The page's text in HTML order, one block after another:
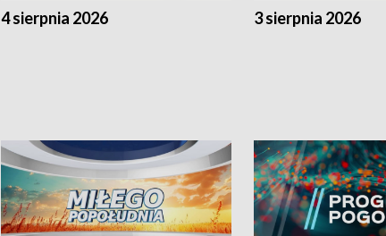
4 sierpnia 2026 3 sierpnia 2026